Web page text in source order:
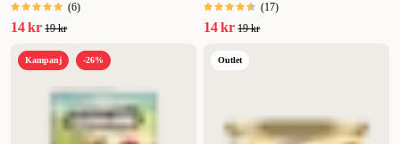
(6)
14 kr 19 kr
(17)
14 kr 19 kr
Kampanj -26% Outlet